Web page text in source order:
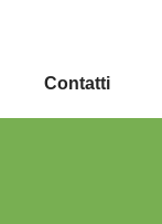
Contatti